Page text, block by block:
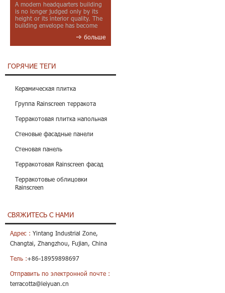
A modern headquarters building
is no longer judged only by its
height or its interior quality. The
building envelope has become
больше
ГОРЯЧИЕ ТЕГИ
Керамическая плитка
Группа Rainscreen терракота
Терракотовая плитка напольная
Стеновые фасадные панели
Стеновая панель
Терракотовая Rainscreen фасад
Терракотовые облицовки
Rainscreen
СВЯЖИТЕСЬ С НАМИ
Адрес : Yintang Industrial Zone,
Changtai, Zhangzhou, Fujian, China
Тель :+86-18959898697
Отправить по электронной почте :
terracotta@leiyuan.cn